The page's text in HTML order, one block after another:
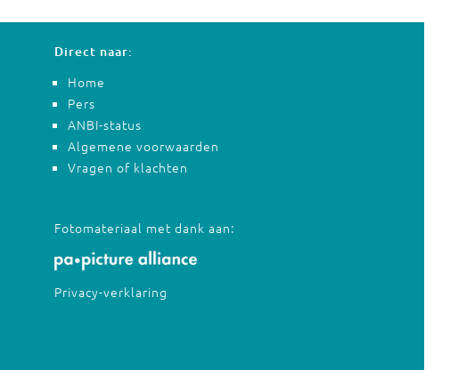
Direct naar:
Home
Pers
ANBI-status
Algemene voorwaarden
Vragen of klachten
Fotomateriaal met dank aan:
Privacy-verklaring